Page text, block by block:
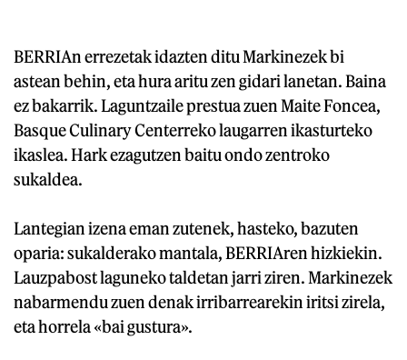
BERRIAn errezetak idazten ditu Markinezek bi
astean behin, eta hura aritu zen gidari lanetan. Baina
ez bakarrik. Laguntzaile prestua zuen Maite Foncea,
Basque Culinary Centerreko laugarren ikasturteko
ikaslea. Hark ezagutzen baitu ondo zentroko
sukaldea.
Lantegian izena eman zutenek, hasteko, bazuten
oparia: sukalderako mantala, BERRIAren hizkiekin.
Lauzpabost laguneko taldetan jarri ziren. Markinezek
nabarmendu zuen denak irribarrearekin iritsi zirela,
eta horrela «bai gustura».